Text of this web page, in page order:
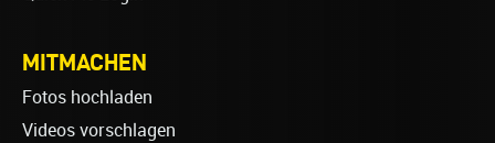
MITMACHEN
Fotos hochladen
Videos vorschlagen